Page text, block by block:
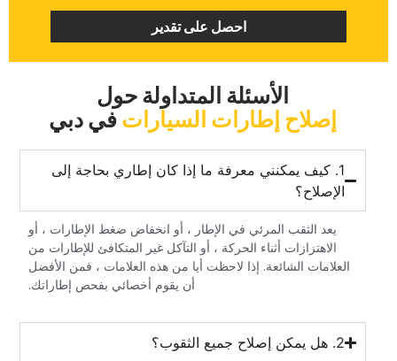
‏الأسئلة المتداولة حول‏
‏إصلاح إطارات السيارات‏‏في دبي‏
‏1. كيف يمكنني معرفة ما إذا كان إطاري بحاجة إلى
الإصلاح؟‏
‏يعد الثقب المرئي في الإطار ، أو انخفاض ضغط الإطارات ، أو
الاهتزازات أثناء الحركة ، أو التآكل غير المتكافئ للإطارات من
العلامات الشائعة. إذا لاحظت أيا من هذه العلامات ، فمن الأفضل
أن يقوم أخصائي بفحص إطاراتك.‏
‏احصل على تقدير‏